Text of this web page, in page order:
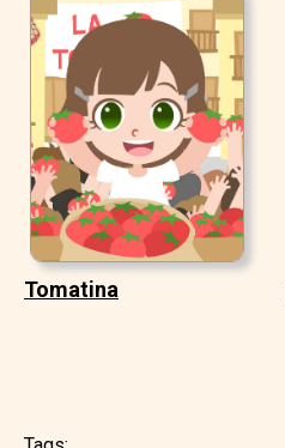
Tomatina